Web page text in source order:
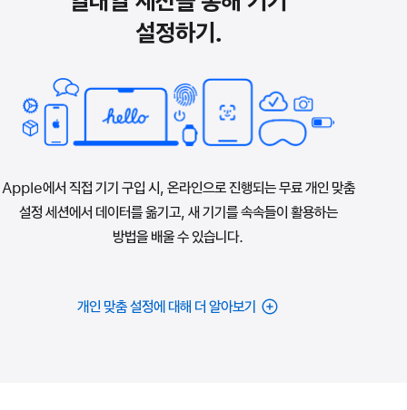
설정하기.
Apple에서 직접 기기 구입 시, 온라인으로 진행되는 무료 개인 맞춤
설정 세션에서 데이터를 옮기고, 새 기기를 속속들이 활용하는
방법을 배울 수 있습니다.
개인 맞춤 설정에 대해 더 알아보기